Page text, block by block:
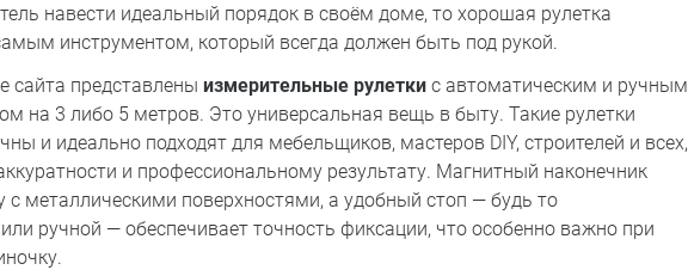
навести идеальный порядок в своём доме, то хорошая рулетка
инструментом, который всегда должен быть под рукой.
сайта представлены измерительные рулетки с автоматическим и ручным
на 3 либо 5 метров. Это универсальная вещь в быту. Такие рулетки
и идеально подходят для мебельщиков, мастеров DIY, строителей и всех,
и профессиональному результату. Магнитный наконечник
с металлическими поверхностями, а удобный стоп — будь то
ручной — обеспечивает точность фиксации, что особенно важно при